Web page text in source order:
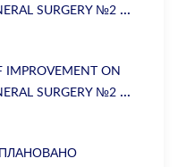
SURGERY №2
IMPROVEMENT ON
SURGERY №2